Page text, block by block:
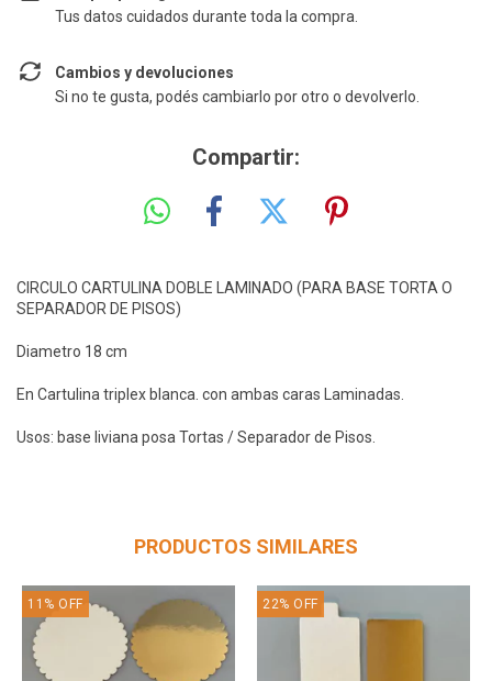
Tus datos cuidados durante toda la compra.
Cambios y devoluciones
Si no te gusta, podés cambiarlo por otro o devolverlo.
Compartir:
CIRCULO CARTULINA DOBLE LAMINADO (PARA BASE TORTA O
SEPARADOR DE PISOS)
Diametro 18 cm
En Cartulina triplex blanca. con ambas caras Laminadas.
Usos: base liviana posa Tortas / Separador de Pisos.
PRODUCTOS SIMILARES
11 % OFF 22% OFF